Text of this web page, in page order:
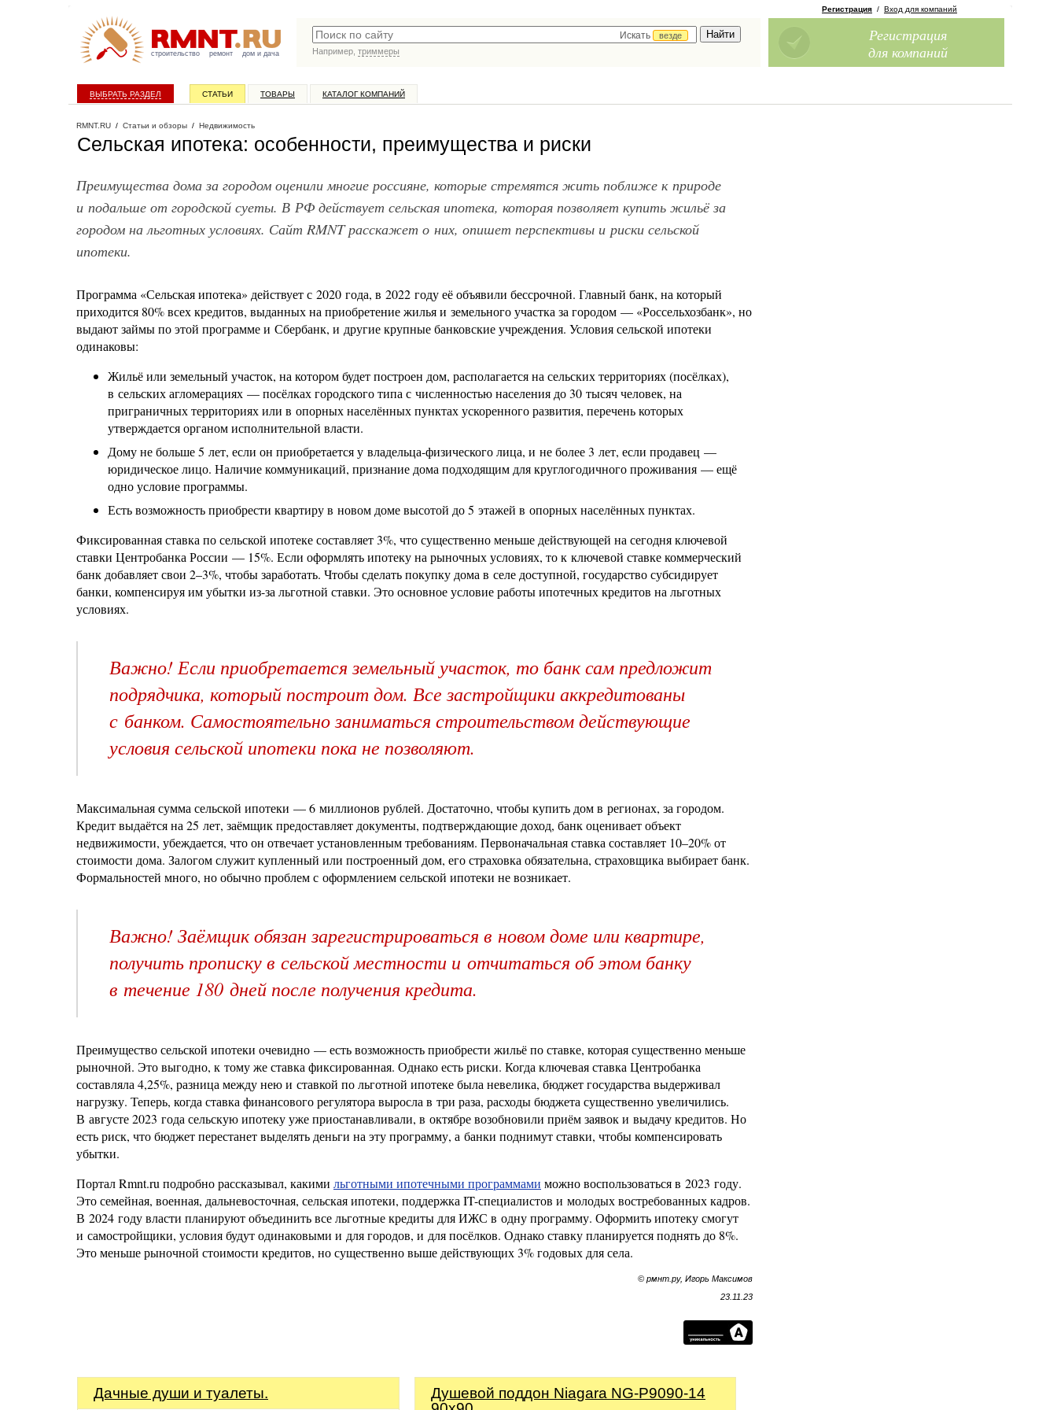
строительство ремонт дом и дача
Искать
везде
Например, триммеры
Регистрация / Вход для компаний
Регистрация
для компаний
ВЫБРАТЬ РАЗДЕЛ СТАТЬИ ТОВАРЫ КАТАЛОГ КОМПАНИЙ
RMNT.RU / Статьи и обзоры / Недвижимость
Сельская ипотека: особенности, преимущества и риски
Преимущества дома за городом оценили многие россияне, которые стремятся жить поближе к природе
и подальше от городской суеты. В РФ действует сельская ипотека, которая позволяет купить жильё за
городом на льготных условиях. Сайт RMNT расскажет о них, опишет перспективы и риски сельской
ипотеки.
Программа «Сельская ипотека» действует с 2020 года, в 2022 году её объявили бессрочной. Главный банк, на который
приходится 80% всех кредитов, выданных на приобретение жилья и земельного участка за городом — «Россельхозбанк», но
выдают займы по этой программе и Сбербанк, и другие крупные банковские учреждения. Условия сельской ипотеки
одинаковы:
Жильё или земельный участок, на котором будет построен дом, располагается на сельских территориях (посёлках),
в сельских агломерациях — посёлках городского типа с численностью населения до 30 тысяч человек, на
приграничных территориях или в опорных населённых пунктах ускоренного развития, перечень которых
утверждается органом исполнительной власти.
Дому не больше 5 лет, если он приобретается у владельца-физического лица, и не более 3 лет, если продавец —
юридическое лицо. Наличие коммуникаций, признание дома подходящим для круглогодичного проживания — ещё
одно условие программы.
Есть возможность приобрести квартиру в новом доме высотой до 5 этажей в опорных населённых пунктах.
Фиксированная ставка по сельской ипотеке составляет 3%, что существенно меньше действующей на сегодня ключевой
ставки Центробанка России — 15%. Если оформлять ипотеку на рыночных условиях, то к ключевой ставке коммерческий
банк добавляет свои 2–3%, чтобы заработать. Чтобы сделать покупку дома в селе доступной, государство субсидирует
банки, компенсируя им убытки из-за льготной ставки. Это основное условие работы ипотечных кредитов на льготных
условиях.
Важно! Если приобретается земельный участок, то банк сам предложит
подрядчика, который построит дом. Все застройщики аккредитованы
с банком. Самостоятельно заниматься строительством действующие
условия сельской ипотеки пока не позволяют.
Максимальная сумма сельской ипотеки — 6 миллионов рублей. Достаточно, чтобы купить дом в регионах, за городом.
Кредит выдаётся на 25 лет, заёмщик предоставляет документы, подтверждающие доход, банк оценивает объект
недвижимости, убеждается, что он отвечает установленным требованиям. Первоначальная ставка составляет 10–20% от
стоимости дома. Залогом служит купленный или построенный дом, его страховка обязательна, страховщика выбирает банк.
Формальностей много, но обычно проблем с оформлением сельской ипотеки не возникает.
Важно! Заёмщик обязан зарегистрироваться в новом доме или квартире,
получить прописку в сельской местности и отчитаться об этом банку
в течение 180 дней после получения кредита.
Преимущество сельской ипотеки очевидно — есть возможность приобрести жильё по ставке, которая существенно меньше
рыночной. Это выгодно, к тому же ставка фиксированная. Однако есть риски. Когда ключевая ставка Центробанка
составляла 4,25%, разница между нею и ставкой по льготной ипотеке была невелика, бюджет государства выдерживал
нагрузку. Теперь, когда ставка финансового регулятора выросла в три раза, расходы бюджета существенно увеличились.
В августе 2023 года сельскую ипотеку уже приостанавливали, в октябре возобновили приём заявок и выдачу кредитов. Но
есть риск, что бюджет перестанет выделять деньги на эту программу, а банки поднимут ставки, чтобы компенсировать
убытки.
Портал Rmnt.ru подробно рассказывал, какими льготными ипотечными программами можно воспользоваться в 2023 году.
Это семейная, военная, дальневосточная, сельская ипотеки, поддержка IT-специалистов и молодых востребованных кадров.
В 2024 году власти планируют объединить все льготные кредиты для ИЖС в одну программу. Оформить ипотеку смогут
и самостройщики, условия будут одинаковыми и для городов, и для посёлков. Однако ставку планируется поднять до 8%.
Это меньше рыночной стоимости кредитов, но существенно выше действующих 3% годовых для села.
© рмнт.ру, Игорь Максимов
23.11.23
Дачные души и туалеты.
Душевой поддон Niagara NG-P9090-14